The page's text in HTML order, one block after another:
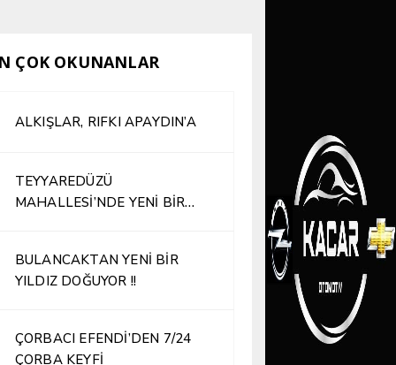
ÇOK OKUNANLAR
ALKIŞLAR, RIFKI APAYDIN’A
TEYYAREDÜZÜ
MAHALLESİ’NDE YENİ BİR
BULANCAKTAN YENİ BİR
YILDIZ DOĞUYOR !!
ÇORBACI EFENDİ’DEN 7/24
ÇORBA KEYFİ